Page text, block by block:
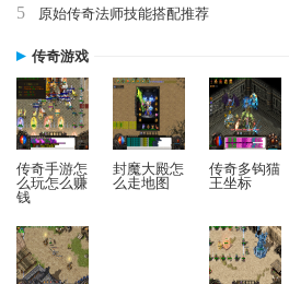
5 原始传奇法师技能搭配推荐
传奇游戏
传奇手游怎
么玩怎么赚
钱
封魔大殿怎
么走地图
传奇多钩猫
王坐标